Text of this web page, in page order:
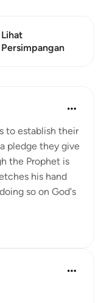
Lihat
Persimpangan
to establish their
pledge they give
the Prophet is
his hand
so on God's